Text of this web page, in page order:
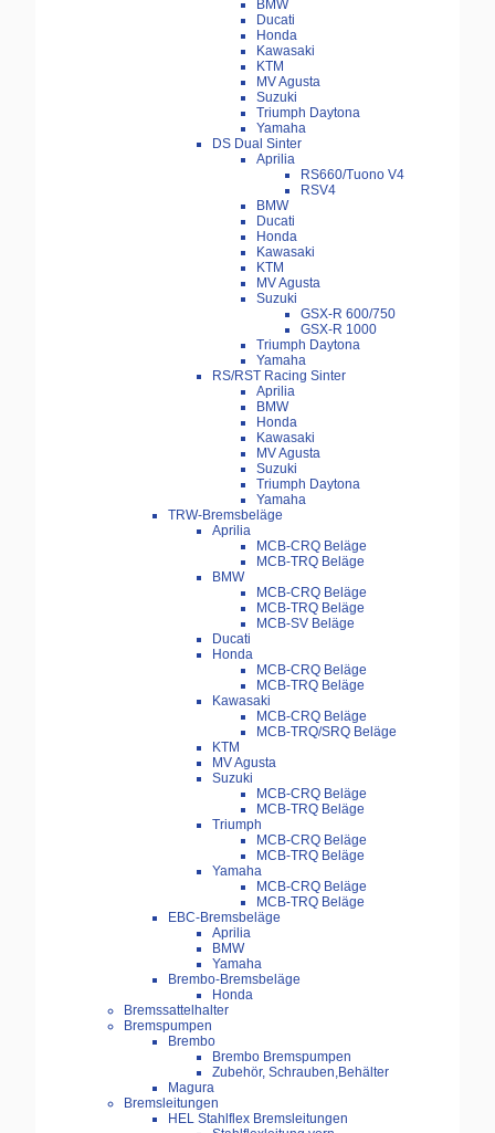
BMW
Ducati
Honda
Kawasaki
KTM
MV Agusta
Suzuki
Triumph Daytona
Yamaha
DS Dual Sinter
Aprilia
RS660/Tuono V4
RSV4
BMW
Ducati
Honda
Kawasaki
KTM
MV Agusta
Suzuki
GSX-R 600/750
GSX-R 1000
Triumph Daytona
Yamaha
RS/RST Racing Sinter
Aprilia
BMW
Honda
Kawasaki
MV Agusta
Suzuki
Triumph Daytona
Yamaha
TRW-Bremsbeläge
Aprilia
MCB-CRQ Beläge
MCB-TRQ Beläge
BMW
MCB-CRQ Beläge
MCB-TRQ Beläge
MCB-SV Beläge
Ducati
Honda
MCB-CRQ Beläge
MCB-TRQ Beläge
Kawasaki
MCB-CRQ Beläge
MCB-TRQ/SRQ Beläge
KTM
MV Agusta
Suzuki
MCB-CRQ Beläge
MCB-TRQ Beläge
Triumph
MCB-CRQ Beläge
MCB-TRQ Beläge
Yamaha
MCB-CRQ Beläge
MCB-TRQ Beläge
EBC-Bremsbeläge
Aprilia
BMW
Yamaha
Brembo-Bremsbeläge
Honda
Bremssattelhalter
Bremspumpen
Brembo
Brembo Bremspumpen
Zubehör, Schrauben,Behälter
Magura
Bremsleitungen
HEL Stahlflex Bremsleitungen